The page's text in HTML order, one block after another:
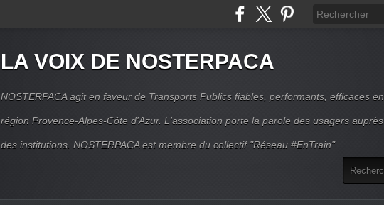
LA VOIX DE NOSTERPACA
NOSTERPACA agit en faveur de Transports Publics fiables, performants, efficaces en
région Provence-Alpes-Côte d'Azur. L'association porte la parole des usagers auprès
des institutions. NOSTERPACA est membre du collectif "Réseau #EnTrain"